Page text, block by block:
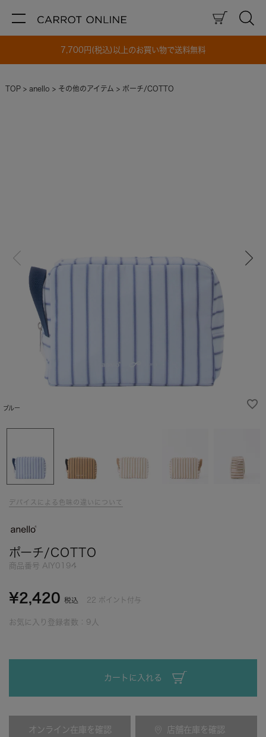
7,700円(税込)以上のお買い物で送料無料
TOP anello その他のアイテム ポーチ/COTTO
ブルー
デバイスによる色味の違いについて
ポーチ/COTTO
商品番号 AIY0194
¥2,420 税込 22 ポイント付与
お気に入り登録者数： 9 人
カートに入れる
オンライン在庫を確認 店舗在庫を確認